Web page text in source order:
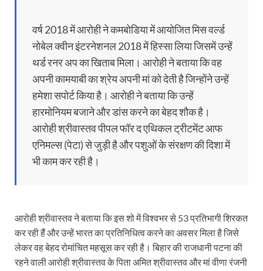
वर्ष 2018 में आरोही ने कमबोडिया में आयोजित मिस वर्ल्ड
नोबेल क्वीन इंटरनेशनल 2018 में हिस्सा लिया जिसमें उन्हें
थर्ड रनर अप का खिताब मिला। आरोही ने बताया कि वह
अपनी कामयाबी का श्रेय अपनी मां को देती है जिन्होंने उन्हें
हमेशा सपोर्ट किया है। आरोही ने बताया कि उन्हें
हारमोनियम बजाने और डांस करने का बेहद शौक है।
आरोही श्रीवास्तव पीपल फॉर द एथिकल ट्रीटमेंट आफ
एनिमल्स (पेटा) से जुड़ी है और पशुओं के संरक्षण की दिशा में
भी काम कर रही है।
आरोही श्रीवास्तव ने बताया कि इस शो में विश्वभर से 53 प्रतिभागी शिरकत
कर रही हैं और उन्हें भारत का प्रतिनिधित्व करने का अवसर मिला है जिसे
लेकर वह बेहद रोमांचित महसूस कर रही है। बिहार की राजधानी पटना की
रहने वाली आरोही श्रीवास्तव के पिता अमित श्रीवास्तव और मां वीणा रंजनी